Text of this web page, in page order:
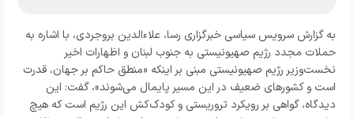
به گزارش سرویس سیاسی خبرگزاری رسا، علاءالدین بروجردی، با اشاره به
حملات مجدد رژیم صهیونیستی به جنوب لبنان و اظهارات اخیر
نخست‌وزیر رژیم صهیونیستی مبنی بر اینکه «منطق حاکم بر جهان، قدرت
است و کشورهای ضعیف در این مسیر پایمال می‌شوند»، گفت: این
دیدگاه، گواهی بر رویکرد تروریستی و کودک‌کش این رژیم است که هیچ